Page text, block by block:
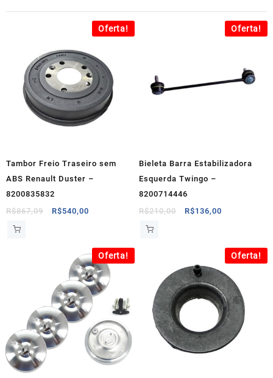
Oferta!
Tambor Freio Traseiro sem
ABS Renault Duster –
8200835832
R$867,09
O
R$867,09.
R$540,00
é:
R$540,00.
Oferta!
Bieleta Barra Estabilizadora
Esquerda Twingo –
8200714446
R$210,00
O
R$136,00
é:
R$136,00.
Oferta! Oferta!